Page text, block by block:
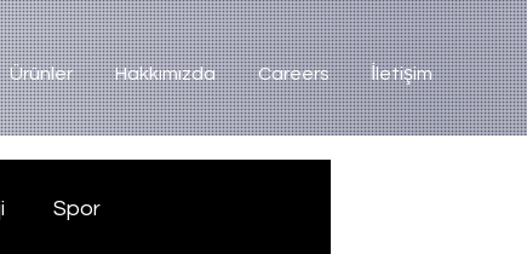
Ürünler Hakkımızda Careers İletişim
Spor